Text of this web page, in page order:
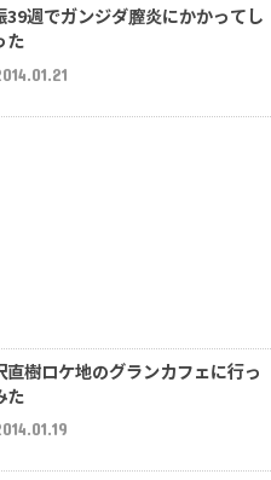
39週でガンジダ膣炎にかかってし
た
直樹ロケ地のグランカフェに行っ
た